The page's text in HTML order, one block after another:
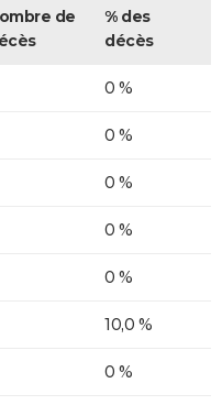
de
% des
décès
0 %
0 %
0 %
0 %
0 %
10,0 %
0 %